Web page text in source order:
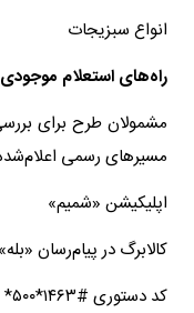
انواع سبزیجات
راه‌های استعلام موجودی
مشمولان طرح برای
مسیرهای رسمی
اپلیکیشن «شمیم»
کالابرگ در پیام‌رسان «بله»
کد دستوری #۱۴۶۳*۵۰۰*